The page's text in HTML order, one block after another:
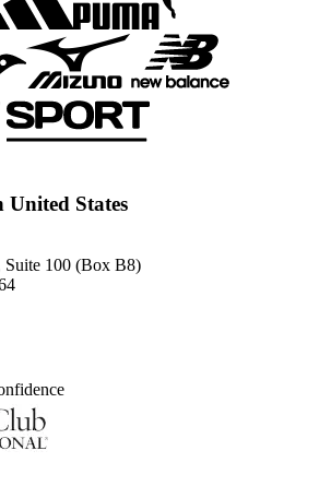
United States
100 (Box B8)